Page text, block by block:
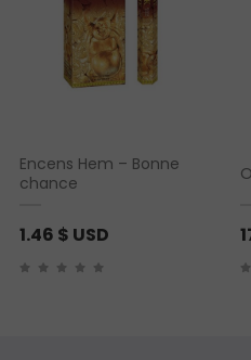
Encens Hem – Bonne
chance
1.46 $ USD